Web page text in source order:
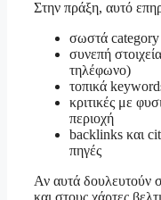
Στην πράξη, αυτό
σωστά
συνεπή
τηλέφωνο)
τοπικά
κριτικές με
περιοχή
backlinks και
πηγές
Αν αυτά δουλευτούν
και στους χάρτες